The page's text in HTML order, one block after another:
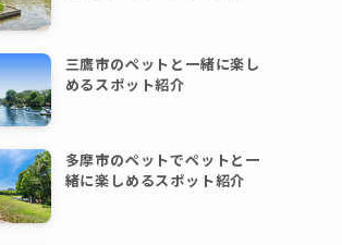
三鷹市のペットと一緒に楽し
めるスポット紹介
多摩市のペットでペットと一
緒に楽しめるスポット紹介